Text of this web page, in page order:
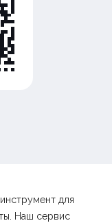
для
Наш сервис